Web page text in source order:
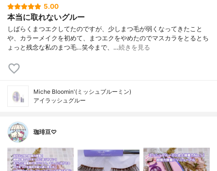
5.00
本当に取れないグルー
しばらくまつエクしてたのですが、少しまつ毛が弱くなってきたこと
や、カラーメイクを初めて、まつエクをやめたのでマスカラをとるとち
ょっと残念な私のまつ毛…笑今まで、…続きを見る
Miche Bloomin'(ミッシュブルーミン)
アイラッシュグルー
珈琲豆♡